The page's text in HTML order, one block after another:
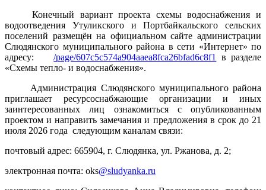
Конечный вариант проекта схемы водоснабжения и
водоотведения Утуликского и Портбайкальского сельских
поселений размещён на официальном сайте администрации
Слюдянского муниципального района в сети «Интернет» по
адресу:
/page/607c5c574a904aaea8fca26bfad6c8f1
в разделе
«Схемы тепло‑ и водоснабжения».
Администрация Слюдянского муниципального района
приглашает ресурсоснабжающие организации и иных
заинтересованных лиц ознакомиться с опубликованным
проектом и направить замечания и предложения в срок до 21
июля 2026 года следующим каналам связи:
почтовый адрес: 665904, г. Слюдянка, ул. Ржанова, д. 2;
электронная почта: oks@sludyanka.ru